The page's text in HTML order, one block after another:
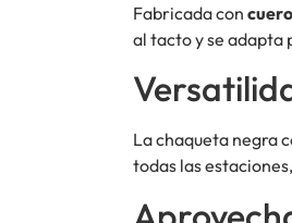
Fabricada con
al tacto y se
La chaqueta negra
todas las